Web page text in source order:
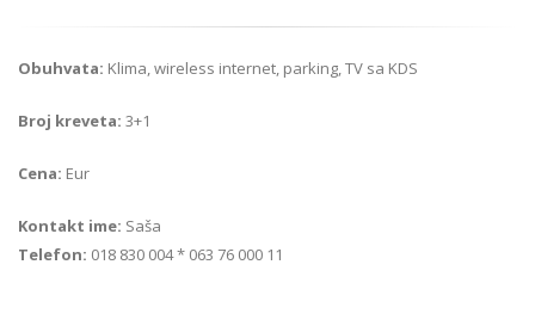
Obuhvata: Klima, wireless internet, parking, TV sa KDS
Broj kreveta: 3+1
Cena: Eur
Kontakt ime: Saša
Telefon: 018 830 004 * 063 76 000 11